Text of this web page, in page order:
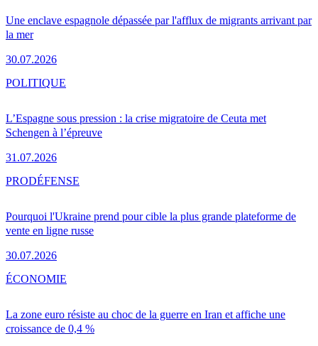
Une enclave espagnole dépassée par l'afflux de migrants arrivant par
la mer
30.07.2026
L’Espagne sous pression : la crise migratoire de Ceuta met
Schengen à l’épreuve
31.07.2026
POLITIQUE
Pourquoi l'Ukraine prend pour cible la plus grande plateforme de
vente en ligne russe
30.07.2026
PRODÉFENSE
La zone euro résiste au choc de la guerre en Iran et affiche une
croissance de 0,4 %
ÉCONOMIE